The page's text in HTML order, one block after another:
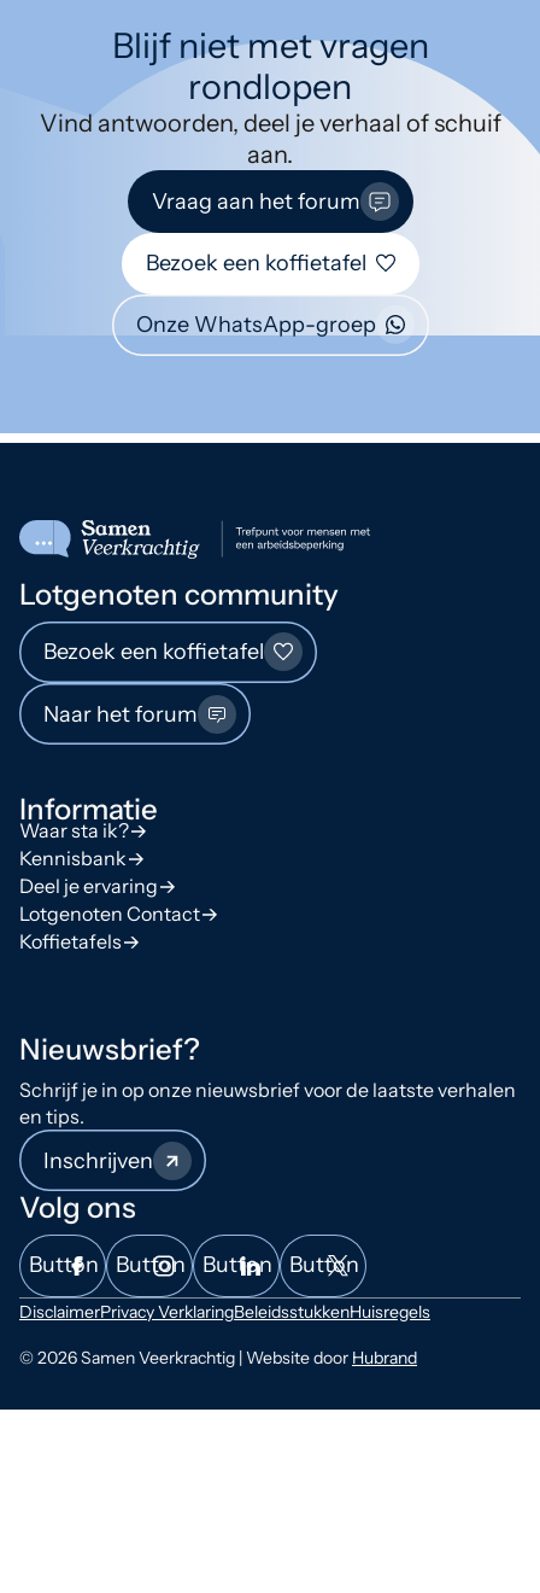
Blijf niet met vragen
rondlopen
Vind antwoorden, deel je verhaal of schuif
aan.
Vraag aan het forum
Bezoek een koffietafel
Onze WhatsApp-groep
Lotgenoten community
Bezoek een koffietafel
Naar het forum
Informatie
Waar sta ik?
Kennisbank
Deel je ervaring
Lotgenoten Contact
Koffietafels
Nieuwsbrief?
Schrijf je in op onze nieuwsbrief voor de laatste verhalen
en tips.
Inschrijven
Volg ons
Button Button Button Button
© 2026 Samen Veerkrachtig | Website door Hubrand
DisclaimerPrivacy VerklaringBeleidsstukkenHuisregels